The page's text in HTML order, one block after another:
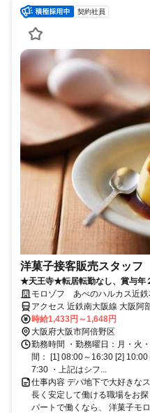
契約社員
洋菓子接客販売スタッフ
★天王寺★転居転勤なし、賞与年
モロゾフ あべのハルカス近鉄
アクセス 近鉄南大阪線 大阪阿
ロ谷町線 天王寺9番口徒歩約2
徒歩約2分
時給1,433円～1,648円
大阪府大阪市阿倍野区
勤務時間 ・勤務曜日：月・火
間： [1] 08:00～16:30 [2]
7:30 ・上記はシフ...
仕事内容 デパ地下で大好きな
長く安定して働ける職場をお
パートで働くなら、 洋菓子モ